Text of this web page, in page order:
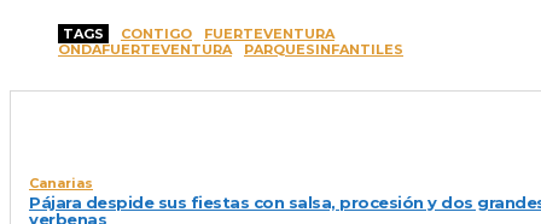
TAGS CONTIGO
FUERTEVENTURA
ONDAFUERTEVENTURA
PARQUESINFANTILES
Canarias
Pájara despide sus fiestas con salsa, procesión y dos
verbenas